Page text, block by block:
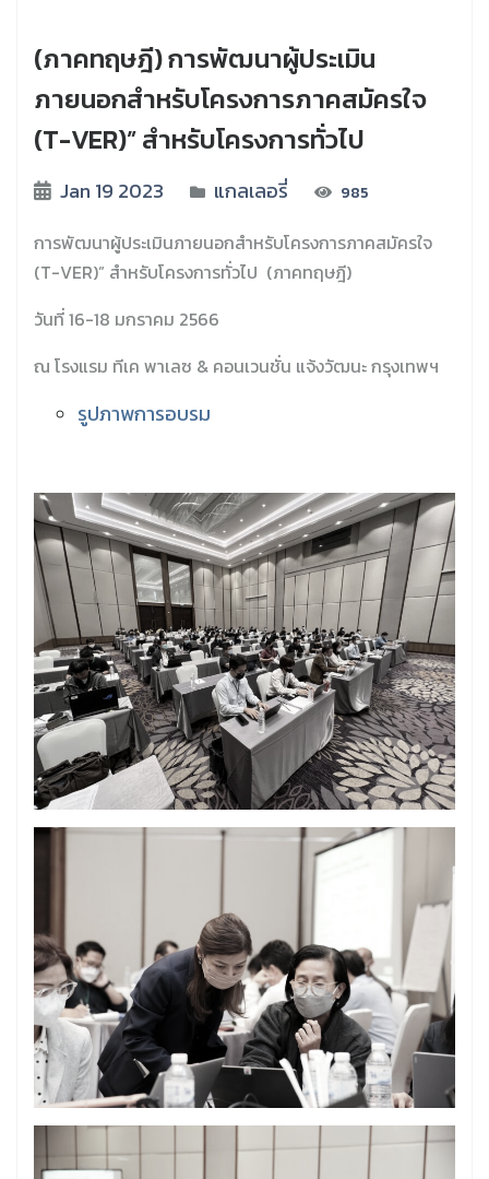
(ภาคทฤษฎี) การพัฒนาผู้ประเมิน
ภายนอกสำหรับโครงการภาคสมัครใจ
(T-VER)” สำหรับโครงการทั่วไป
Jan 19 2023 แกลเลอรี่ 985
การพัฒนาผู้ประเมินภายนอกสำหรับโครงการภาคสมัครใจ
(T-VER)” สำหรับโครงการทั่วไป (ภาคทฤษฎี)
วันที่ 16-18 มกราคม 2566
ณ โรงแรม ทีเค พาเลซ & คอนเวนชั่น แจ้งวัฒนะ กรุงเทพฯ
รูปภาพการอบรม